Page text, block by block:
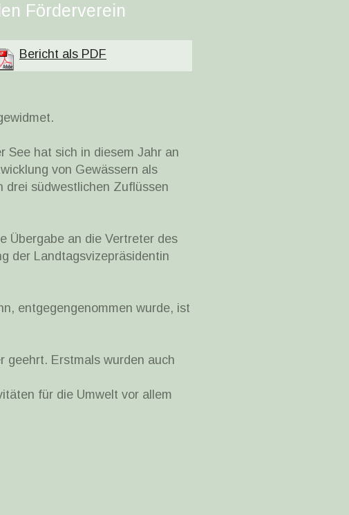
Förderverein
Bericht als PDF
See hat sich in diesem Jahr an
von Gewässern als
drei südwestlichen Zuflüssen
Übergabe an die Vertreter des
der Landtagsvizepräsidentin
entgegengenommen wurde, ist
geehrt. Erstmals wurden auch
für die Umwelt vor allem